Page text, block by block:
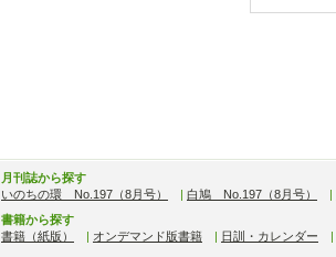
月刊誌から探す
いのちの環 No.197（8月号）
| 白鳩 No.197（8月号） |
書籍から探す
書籍（紙版）
| オンデマンド版書籍 | 日訓・カレンダー |